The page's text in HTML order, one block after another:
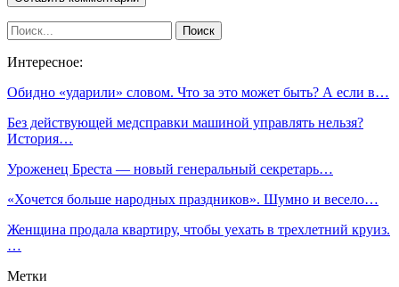
Интересное:
Обидно «ударили» словом. Что за это может быть? А если в…
Без действующей медсправки машиной управлять нельзя?
История…
Уроженец Бреста — новый генеральный секретарь…
«Хочется больше народных праздников». Шумно и весело…
Женщина продала квартиру, чтобы уехать в трехлетний круиз.
…
Метки